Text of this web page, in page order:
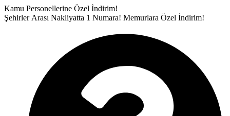
İçeriğe
atla
Kamu Personellerine Özel İndirim!
Şehirler Arası Nakliyatta 1 Numara! Memurlara Özel İndirim!